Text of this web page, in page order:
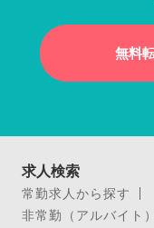
無料
求人検索
常勤求人から探す
非常勤（アルバイト